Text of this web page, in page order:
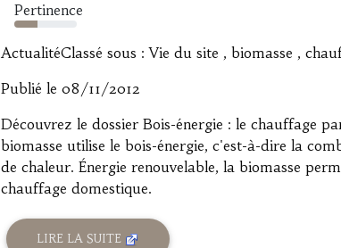
Pertinence
37%
ActualitéClassé sous : Vie du site , biomasse ,
Publié le 08/11/2012
Découvrez le dossier Bois-énergie : le chauffage
biomasse utilise le bois-énergie, c'est-à-dire la
de chaleur. Énergie renouvelable, la biomasse
chauffage domestique.
LIRE LA SUITE